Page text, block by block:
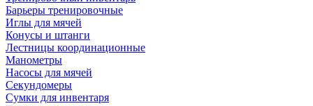
Барьеры тренировочные
Иглы для мячей
Конусы и штанги
Лестницы координационные
Манометры
Насосы для мячей
Секундомеры
Сумки для инвентаря